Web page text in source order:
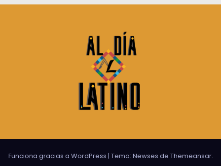
Funciona gracias a WordPress | Tema: Newses de Themeansar.